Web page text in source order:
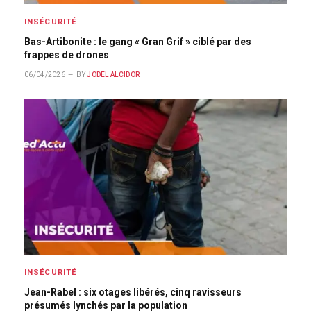
INSÉCURITÉ
Bas-Artibonite : le gang « Gran Grif » ciblé par des
frappes de drones
06/04/2026 BY JODEL ALCIDOR
INSÉCURITÉ
Jean-Rabel : six otages libérés, cinq ravisseurs
présumés lynchés par la population